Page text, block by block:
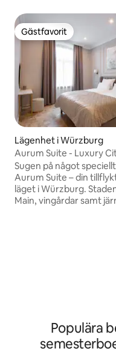
Gästfavorit
Gästfavorit
Lägenhet i Würzburg
Aurum Suite - Luxury
Sugen på något
Aurum Suite – din
läget i Würzburg.
Main, vingårdar samt
Populära